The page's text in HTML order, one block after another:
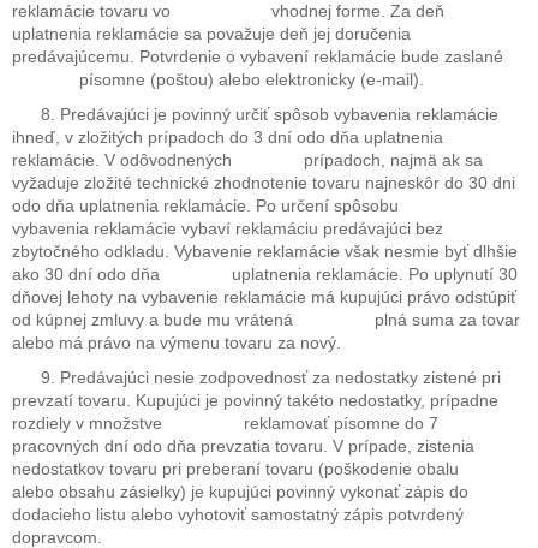
reklamácie tovaru vo vhodnej forme. Za deň
uplatnenia reklamácie sa považuje deň jej doručenia
predávajúcemu. Potvrdenie o vybavení reklamácie bude zaslané
písomne (poštou) alebo elektronicky (e-mail).
8. Predávajúci je povinný určiť spôsob vybavenia reklamácie
ihneď, v zložitých prípadoch do 3 dní odo dňa uplatnenia
reklamácie. V odôvodnených prípadoch, najmä ak sa
vyžaduje zložité technické zhodnotenie tovaru najneskôr do 30 dni
odo dňa uplatnenia reklamácie. Po určení spôsobu
vybavenia reklamácie vybaví reklamáciu predávajúci bez
zbytočného odkladu. Vybavenie reklamácie však nesmie byť dlhšie
ako 30 dní odo dňa uplatnenia reklamácie. Po uplynutí 30
dňovej lehoty na vybavenie reklamácie má kupujúci právo odstúpiť
od kúpnej zmluvy a bude mu vrátená plná suma za tovar
alebo má právo na výmenu tovaru za nový.
9. Predávajúci nesie zodpovednosť za nedostatky zistené pri
prevzatí tovaru. Kupujúci je povinný takéto nedostatky, prípadne
rozdiely v množstve reklamovať písomne do 7
pracovných dní odo dňa prevzatia tovaru. V prípade, zistenia
nedostatkov tovaru pri preberaní tovaru (poškodenie obalu
alebo obsahu zásielky) je kupujúci povinný vykonať zápis do
dodacieho listu alebo vyhotoviť samostatný zápis potvrdený
dopravcom.